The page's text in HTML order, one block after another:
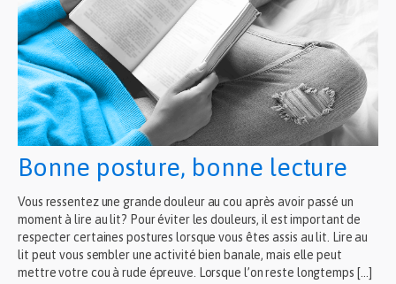
Bonne posture, bonne lecture
Vous ressentez une grande douleur au cou après avoir passé un
moment à lire au lit? Pour éviter les douleurs, il est important de
respecter certaines postures lorsque vous êtes assis au lit. Lire au
lit peut vous sembler une activité bien banale, mais elle peut
mettre votre cou à rude épreuve. Lorsque l’on reste longtemps […]